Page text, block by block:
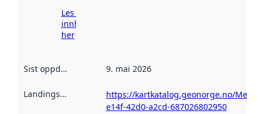
Les meir om
innhenting
her
Sist oppdatert 9. mai 2026
Landingsside
https://kartkatalog.geonorge.no/
e14f-42d0-a2cd-687026802950